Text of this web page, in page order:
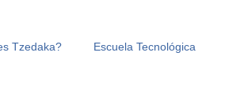
Tzedaka? Escuela Tecnológica